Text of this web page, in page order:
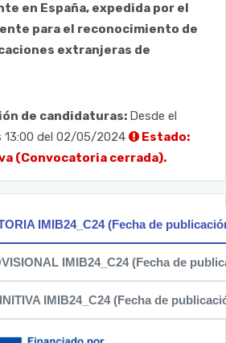
en España, expedida por el
para el reconocimiento de
extranjeras de
de candidaturas: Desde el
del 02/05/2024
Estado:
(Convocatoria cerrada).
IMIB24_C24 (Fecha de
IMIB24_C24 (Fecha de
IMIB24_C24 (Fecha de